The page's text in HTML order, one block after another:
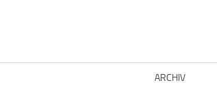
ARCHIV